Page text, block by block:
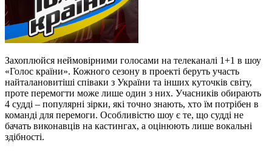
Захоплюйся неймовірними голосами на телеканалі 1+1 в шоу
«Голос країни». Кожного сезону в проекті беруть участь
найталановитіші співаки з України та інших куточків світу,
проте перемогти може лише один з них. Учасників обирають
4 судді – популярні зірки, які точно знають, хто їм потрібен в
команді для перемоги. Особливістю шоу є те, що судді не
бачать виконавців на кастингах, а оцінюють лише вокальні
здібності.